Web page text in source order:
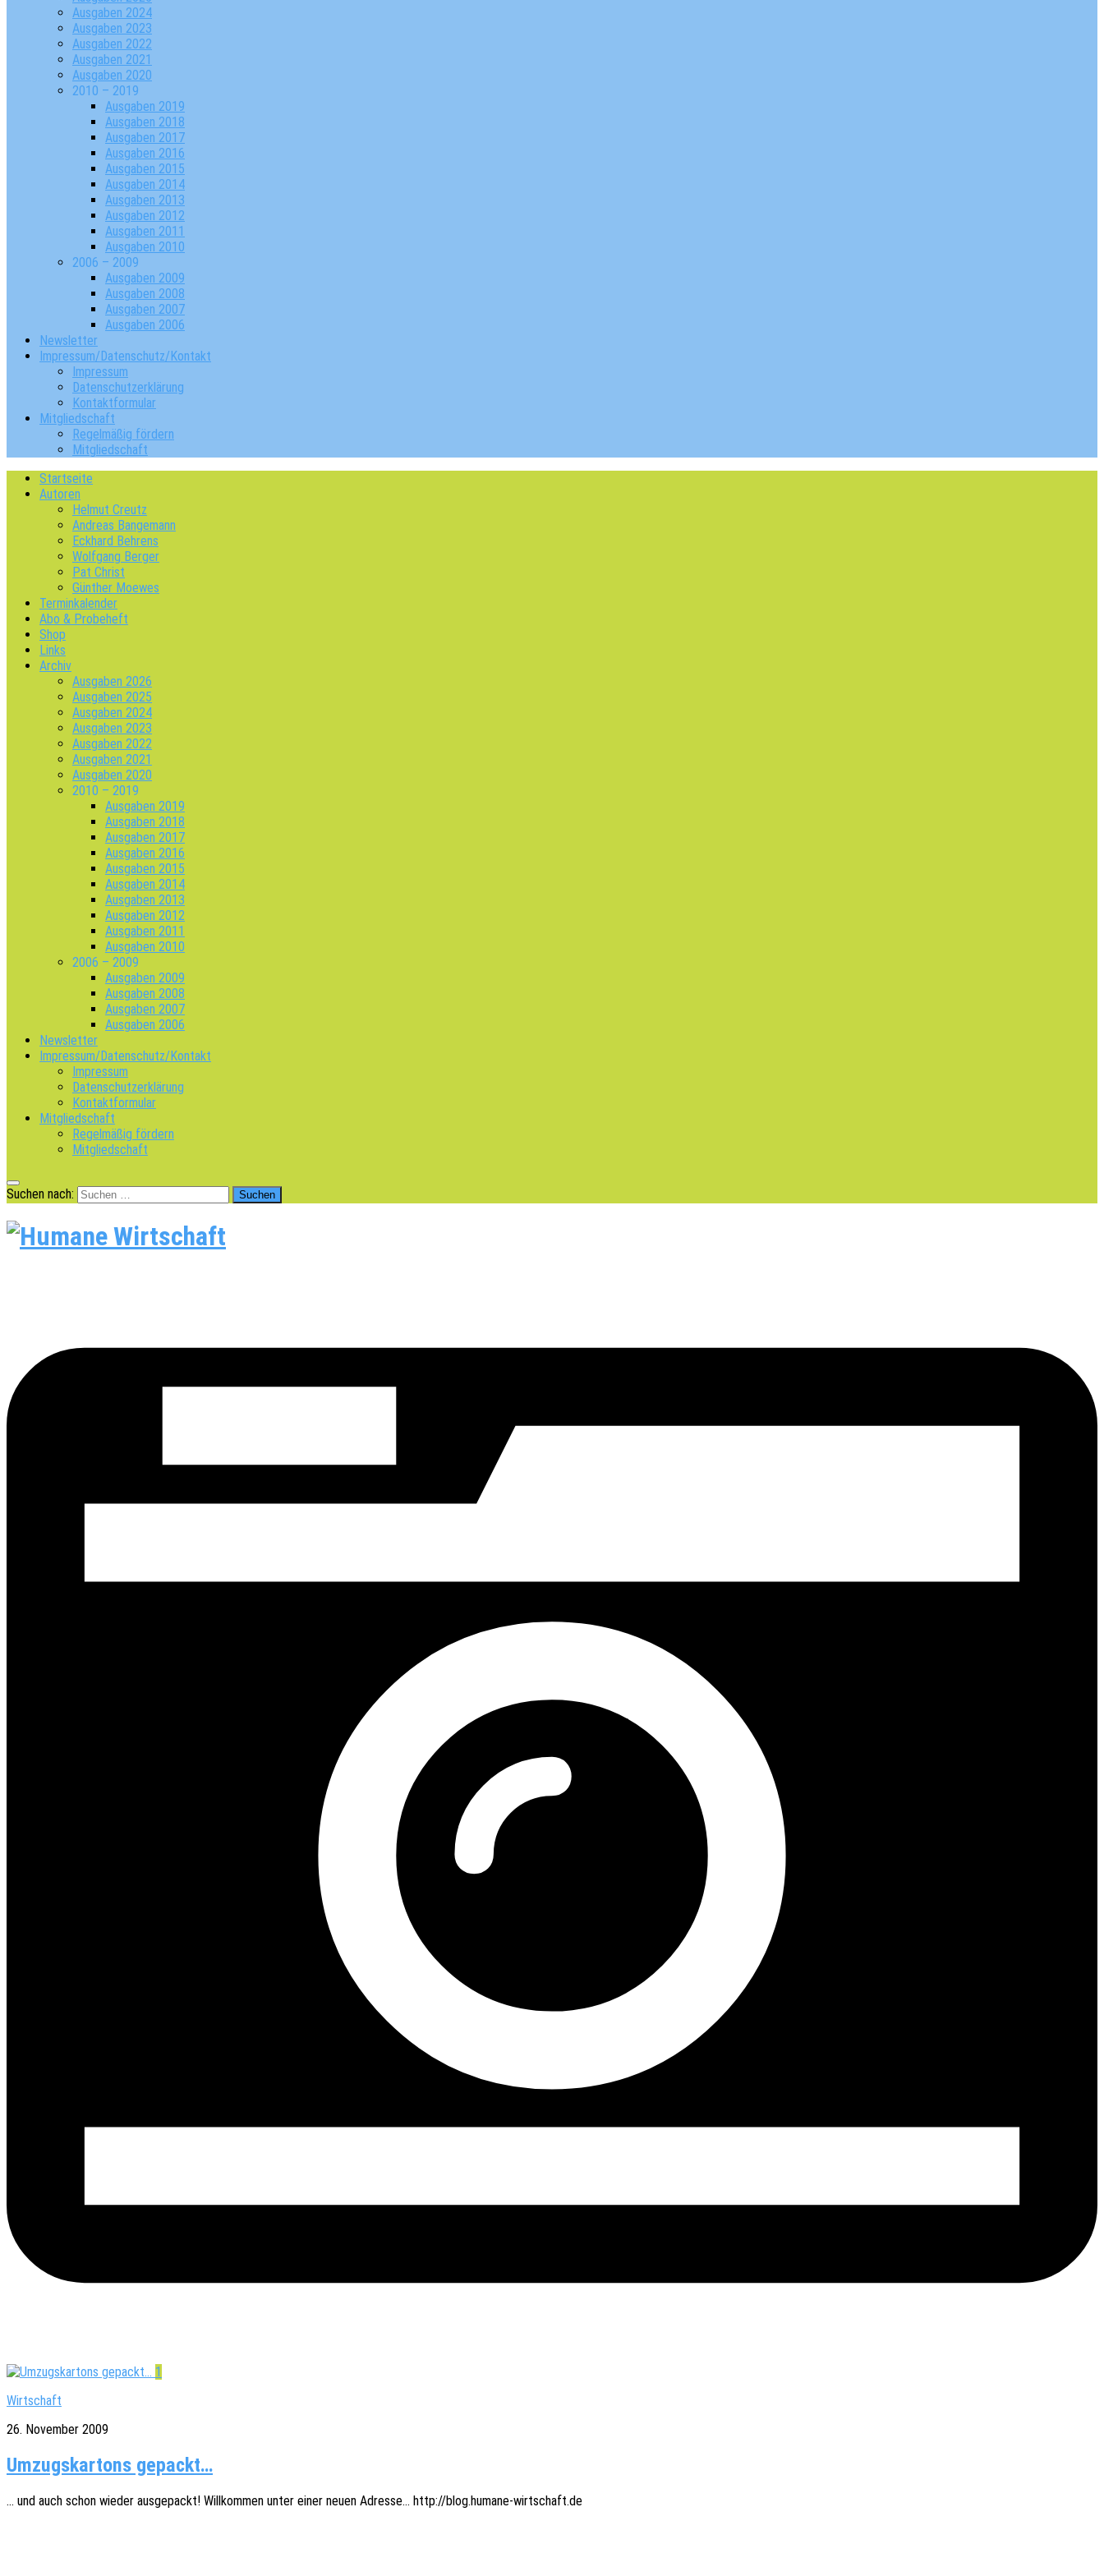
Ausgaben 2024
Ausgaben 2023
Ausgaben 2022
Ausgaben 2021
Ausgaben 2020
2010 – 2019
Ausgaben 2019
Ausgaben 2018
Ausgaben 2017
Ausgaben 2016
Ausgaben 2015
Ausgaben 2014
Ausgaben 2013
Ausgaben 2012
Ausgaben 2011
Ausgaben 2010
2006 – 2009
Ausgaben 2009
Ausgaben 2008
Ausgaben 2007
Ausgaben 2006
Newsletter
Impressum/Datenschutz/Kontakt
Impressum
Datenschutzerklärung
Kontaktformular
Mitgliedschaft
Regelmäßig fördern
Mitgliedschaft
Startseite
Autoren
Helmut Creutz
Andreas Bangemann
Eckhard Behrens
Wolfgang Berger
Pat Christ
Günther Moewes
Terminkalender
Abo & Probeheft
Shop
Links
Archiv
Ausgaben 2026
Ausgaben 2025
Ausgaben 2024
Ausgaben 2023
Ausgaben 2022
Ausgaben 2021
Ausgaben 2020
2010 – 2019
Ausgaben 2019
Ausgaben 2018
Ausgaben 2017
Ausgaben 2016
Ausgaben 2015
Ausgaben 2014
Ausgaben 2013
Ausgaben 2012
Ausgaben 2011
Ausgaben 2010
2006 – 2009
Ausgaben 2009
Ausgaben 2008
Ausgaben 2007
Ausgaben 2006
Newsletter
Impressum/Datenschutz/Kontakt
Impressum
Datenschutzerklärung
Kontaktformular
Mitgliedschaft
Regelmäßig fördern
Mitgliedschaft
Suchen nach:
1
Wirtschaft
26. November 2009
Umzugskartons gepackt…
… und auch schon wieder ausge­packt! Will­kom­men unter einer neuen Adres­se… http://blog.humane-wirtschaft.de